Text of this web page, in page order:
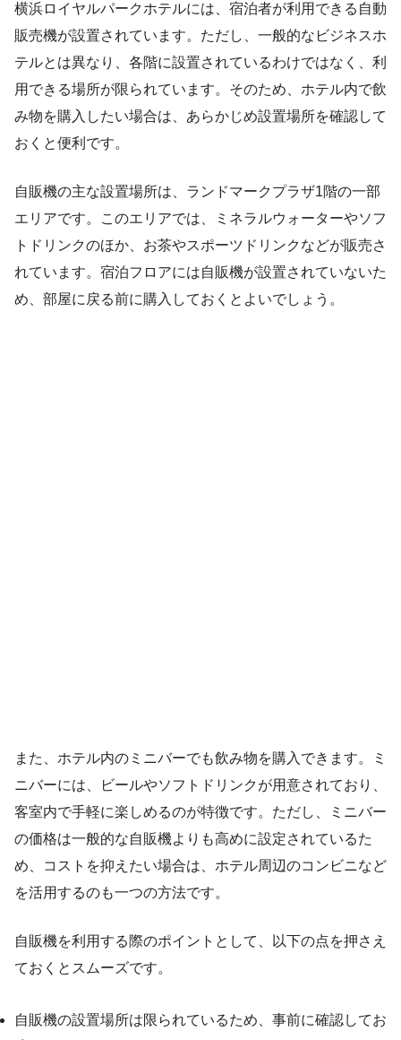
横浜ロイヤルパークホテルには、宿泊者が利用できる自動
販売機が設置されています。ただし、一般的なビジネスホ
テルとは異なり、各階に設置されているわけではなく、利
用できる場所が限られています。そのため、ホテル内で飲
み物を購入したい場合は、あらかじめ設置場所を確認して
おくと便利です。
自販機の主な設置場所は、ランドマークプラザ1階の一部
エリアです。このエリアでは、ミネラルウォーターやソフ
トドリンクのほか、お茶やスポーツドリンクなどが販売さ
れています。宿泊フロアには自販機が設置されていないた
め、部屋に戻る前に購入しておくとよいでしょう。
また、ホテル内のミニバーでも飲み物を購入できます。ミ
ニバーには、ビールやソフトドリンクが用意されており、
客室内で手軽に楽しめるのが特徴です。ただし、ミニバー
の価格は一般的な自販機よりも高めに設定されているた
め、コストを抑えたい場合は、ホテル周辺のコンビニなど
を活用するのも一つの方法です。
自販機を利用する際のポイントとして、以下の点を押さえ
ておくとスムーズです。
自販機の設置場所は限られているため、事前に確認してお